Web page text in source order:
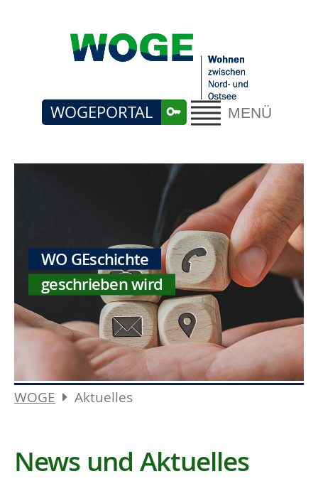
MENÜ
WOGEPORTAL
WO GEschichte
geschrieben wird
WOGE Aktuelles
News und Aktuelles